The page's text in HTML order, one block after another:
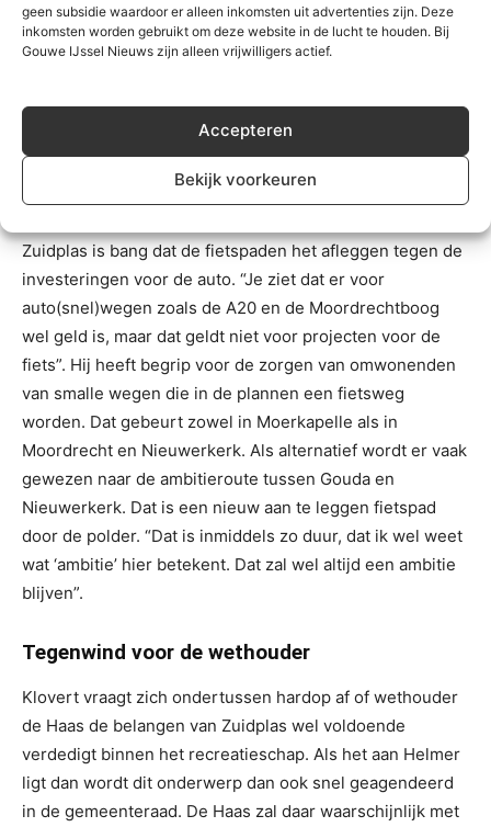
geen subsidie waardoor er alleen inkomsten uit advertenties zijn. Deze
inkomsten worden gebruikt om deze website in de lucht te houden. Bij
Gouwe IJssel Nieuws zijn alleen vrijwilligers actief.
Accepteren
Bekijk voorkeuren
drukken”. Ook Rodenburg staat daar voor open “Alles is
bespreekbaar, als er maar goed naar alle alternatieven is
Fietsersbond
Toch lijkt geld nog wel eens een te hoge drempel voor
Zuidplas is bang dat de fietspaden het afleggen tegen de
investeringen voor de auto. “Je ziet dat er voor
auto(snel)wegen zoals de A20 en de Moordrechtboog
wel geld is, maar dat geldt niet voor projecten voor de
fiets”. Hij heeft begrip voor de zorgen van omwonenden
van smalle wegen die in de plannen een fietsweg
worden. Dat gebeurt zowel in Moerkapelle als in
Moordrecht en Nieuwerkerk. Als alternatief wordt er vaak
gewezen naar de ambitieroute tussen Gouda en
Nieuwerkerk. Dat is een nieuw aan te leggen fietspad
door de polder. “Dat is inmiddels zo duur, dat ik wel weet
wat ‘ambitie’ hier betekent. Dat zal wel altijd een ambitie
blijven”.
Tegenwind voor de wethouder
Klovert vraagt zich ondertussen hardop af of wethouder
de Haas de belangen van Zuidplas wel voldoende
verdedigt binnen het recreatieschap. Als het aan Helmer
ligt dan wordt dit onderwerp dan ook snel geagendeerd
in de gemeenteraad. De Haas zal daar waarschijnlijk met